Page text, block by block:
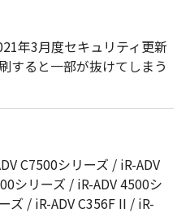
年3月度セキュリティ更新
すると一部が抜けてしまう
C7500シリーズ / iR-ADV
シリーズ / iR-ADV 4500シ
ズ / iR-ADV C356F II / iR-